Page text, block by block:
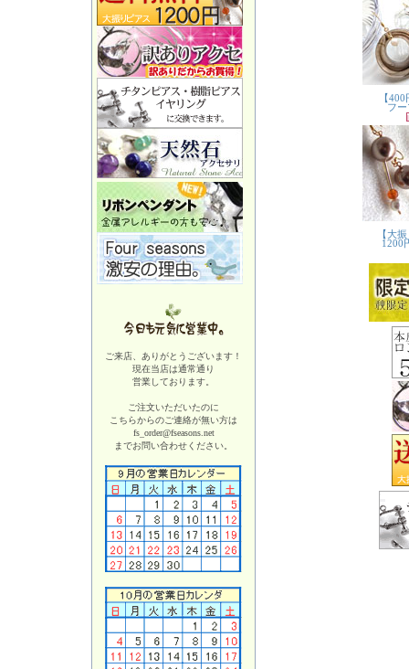
ご来店、ありがとうございます！
現在当店は通常通り
営業しております。
ご注文いただいたのに
こちらからのご連絡が無い方は
fs_order@fseasons.net
までお問い合わせください。